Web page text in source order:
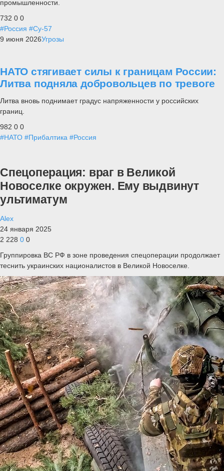
промышленности.
732 0 0
#Россия #Су-57
9 июня 2026Угрозы
НАТО стягивает силы к границам России:
Литва подняла добровольцев по тревоге
Литва вновь поднимает градус напряженности у российских
границ.
982 0 0
#НАТО #Прибалтика #Россия
Спецоперация: враг в Великой
Новоселке окружен. Ему выдвинут
ультиматум
Alex
24 января 2025
2 228 0 0
Группировка ВС РФ в зоне проведения спецоперации продолжает
теснить украинских националистов в Великой Новоселке.